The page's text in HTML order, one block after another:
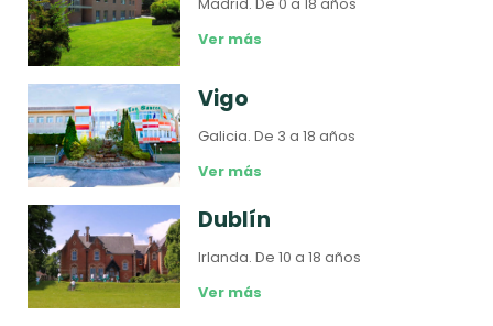
Ver más
Vigo
Galicia.De 3 a 18 años
Ver más
Dublín
Irlanda.De 10 a 18 años
Ver más